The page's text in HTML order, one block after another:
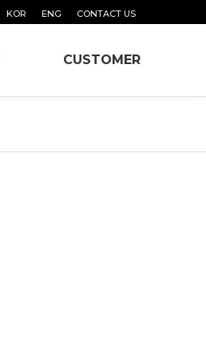
KOR ENG CONTACT US
CUSTOMER